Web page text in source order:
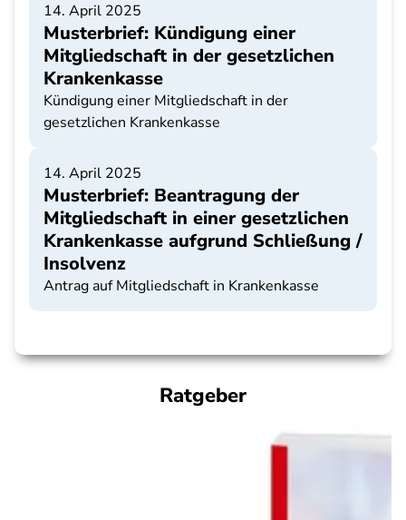
14. April 2025
Musterbrief: Kündigung einer
Mitgliedschaft in der gesetzlichen
Krankenkasse
Kündigung einer Mitgliedschaft in der
gesetzlichen Krankenkasse
14. April 2025
Musterbrief: Beantragung der
Mitgliedschaft in einer gesetzlichen
Krankenkasse aufgrund Schließung /
Insolvenz
Antrag auf Mitgliedschaft in Krankenkasse
Ratgeber